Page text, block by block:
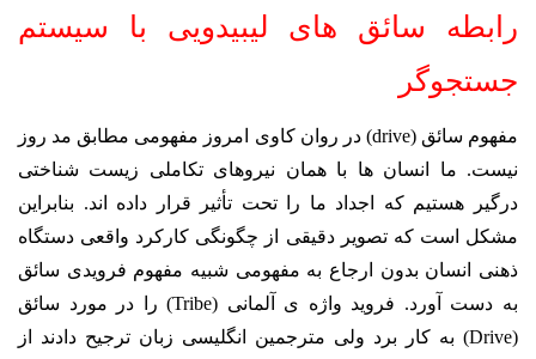
رابطه سائق های لیبیدویی با سیستم
جستجوگر
مفهوم سائق (drive) در روان کاوی امروز مفهومی مطابق مد روز
نیست. ما انسان ها با همان نیروهای تکاملی زیست شناختی
درگیر هستیم که اجداد ما را تحت تأثیر قرار داده اند. بنابراین
مشکل است که تصویر دقیقی از چگونگی کارکرد واقعی دستگاه
ذهنی انسان بدون ارجاع به مفهومی شبیه مفهوم فرویدی سائق
به دست آورد. فروید واژه ی آلمانی (Tribe) را در مورد سائق
(Drive) به کار برد ولی مترجمین انگلیسی زبان ترجیح دادند از